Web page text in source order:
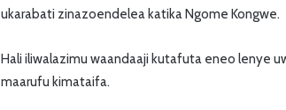
ukarabati zinazoendelea katika Ngome Kongwe.
Hali iliwalazimu waandaaji kutafuta eneo lenye
maarufu kimataifa.